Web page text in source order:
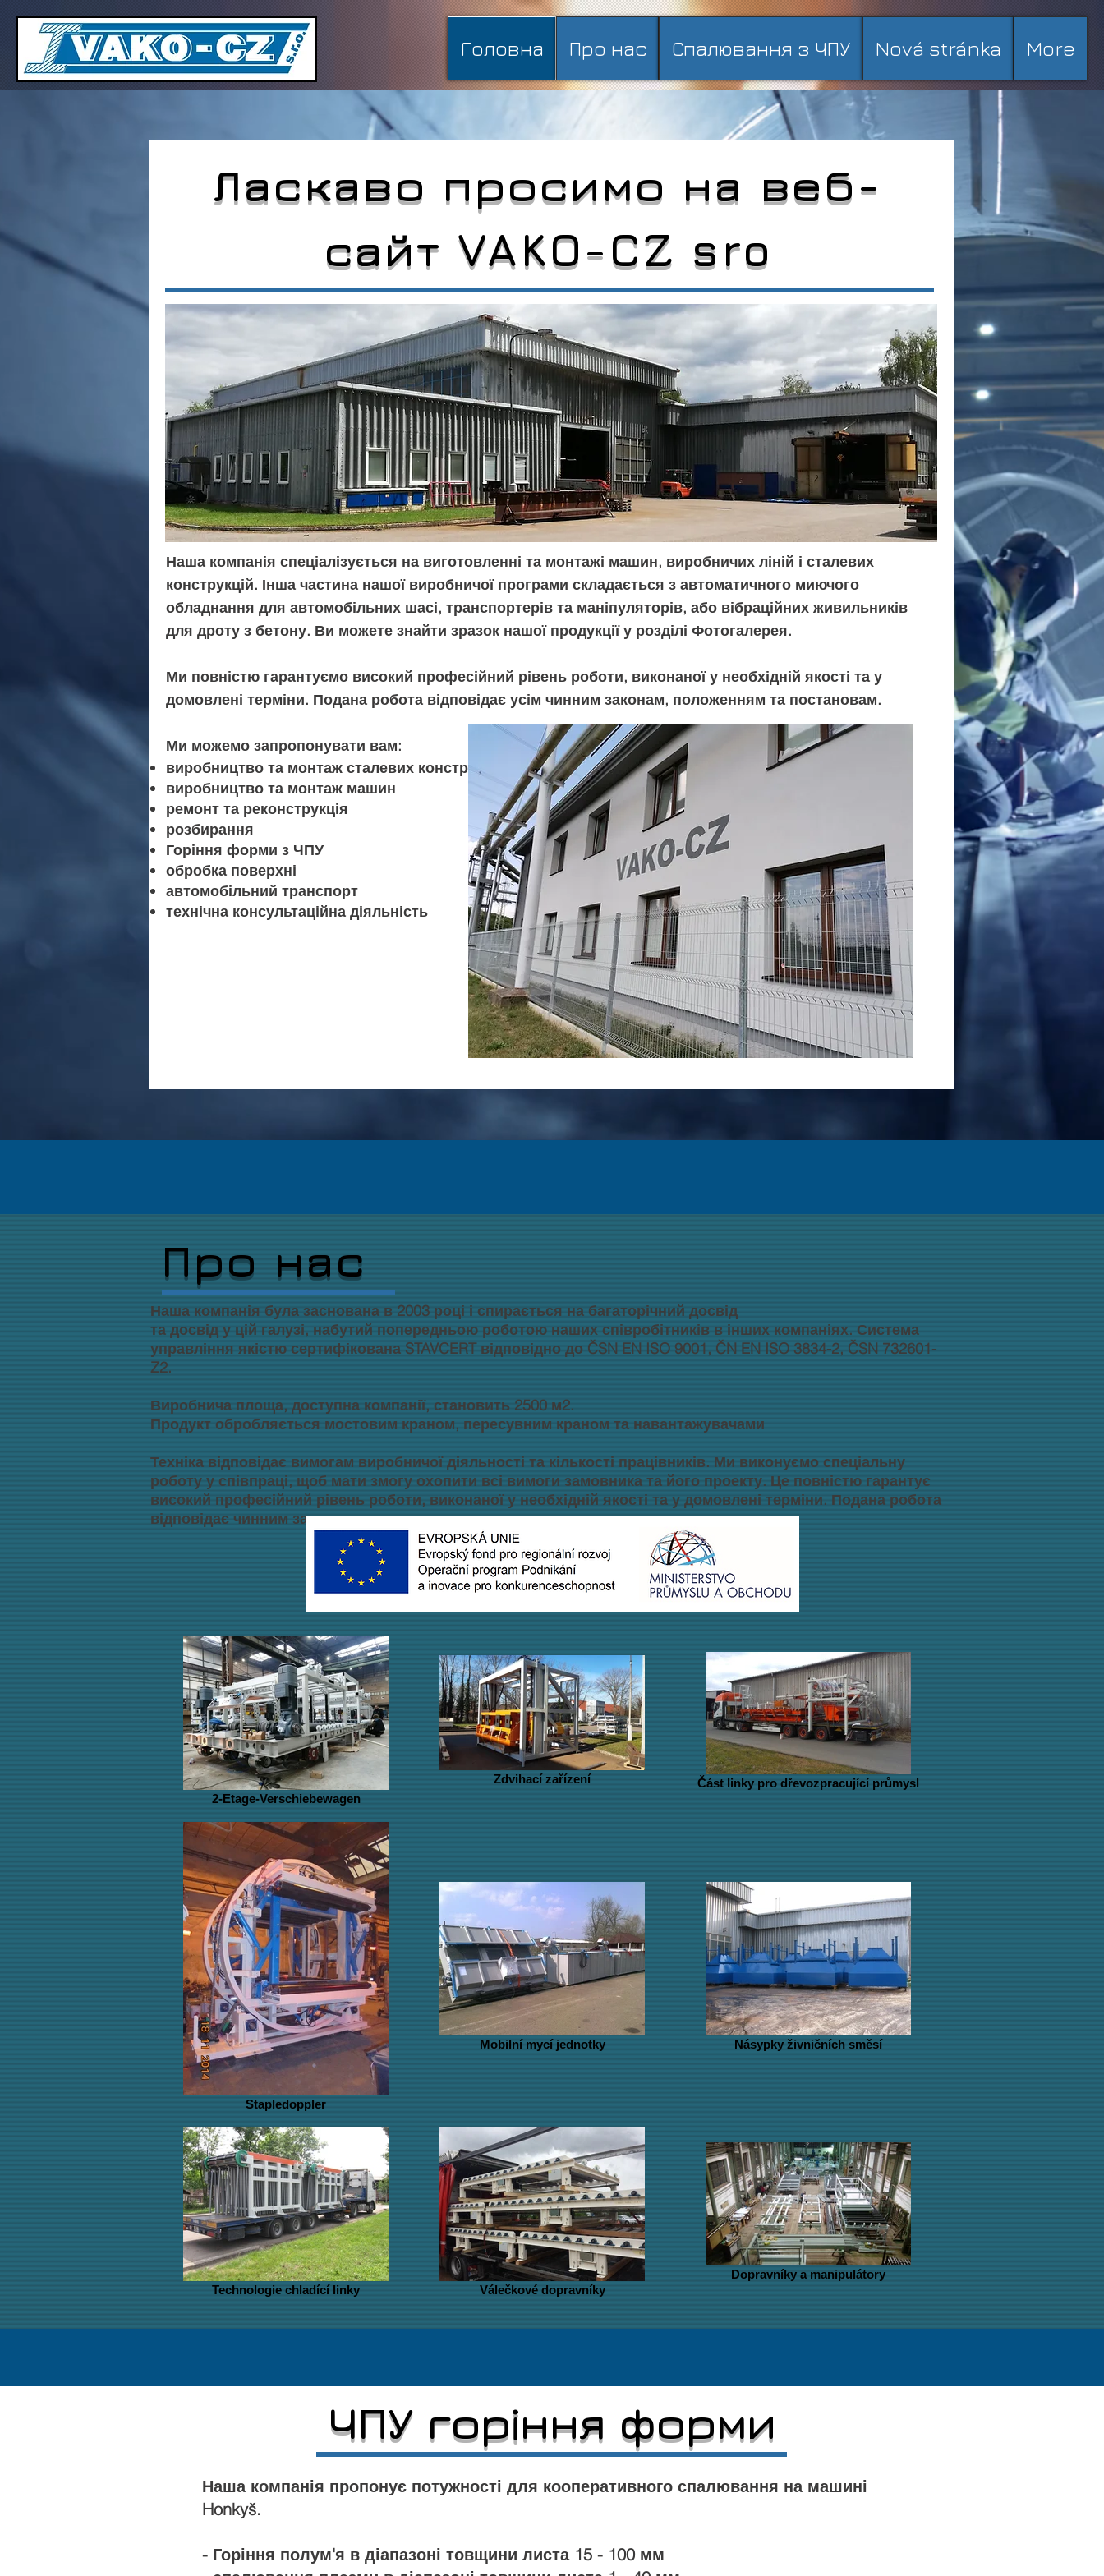
Головна Про нас Спалювання з ЧПУ Nová stránka More
Ласкаво просимо на веб-
сайт VAKO-CZ sro
Наша компанія спеціалізується на виготовленні та монтажі машин, виробничих ліній і сталевих
конструкцій. Інша частина нашої виробничої програми складається з автоматичного миючого
обладнання для автомобільних шасі, транспортерів та маніпуляторів, або вібраційних живильників
для дроту з бетону. Ви можете знайти зразок нашої продукції у розділі Фотогалерея.
Ми повністю гарантуємо високий професійний рівень роботи, виконаної у необхідній якості та у
домовлені терміни. Подана робота відповідає усім чинним законам, положенням та постановам.
Ми можемо запропонувати вам:
виробництво та монтаж сталевих конструкцій
виробництво та монтаж машин
ремонт та реконструкція
розбирання
Горіння форми з ЧПУ
обробка поверхні
автомобільний транспорт
технічна консультаційна діяльність
Про нас
Наша компанія була заснована в 2003 році і спирається на багаторічний досвід
та досвід у цій галузі, набутий попередньою роботою наших співробітників в інших компаніях. Система
управління якістю сертифікована STAVCERT відповідно до ČSN EN ISO 9001, ČN EN ISO 3834-2, ČSN 732601-
Z2.
Виробнича площа, доступна компанії, становить 2500 м2.
Продукт обробляється мостовим краном, пересувним краном та навантажувачами
Техніка відповідає вимогам виробничої діяльності та кількості працівників. Ми виконуємо спеціальну
роботу у співпраці, щоб мати змогу охопити всі вимоги замовника та його проекту. Це повністю гарантує
високий професійний рівень роботи, виконаної у необхідній якості та у домовлені терміни. Подана робота
відповідає чинним законам, положенням та постановам.
2-Etage-Verschiebewagen
Zdvihací zařízení Část linky pro dřevozpracující průmysl
Stapledoppler
Mobilní mycí jednotky Násypky živničních směsí
Technologie chladící linky Válečkové dopravníky
Dopravníky a manipulátory
ЧПУ горіння форми
Наша компанія пропонує потужності для кооперативного спалювання на машині
Honkyš.
- Горіння полум'я в діапазоні товщини листа 15 - 100 мм